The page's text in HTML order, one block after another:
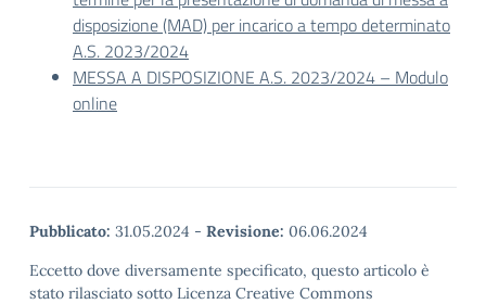
disposizione (MAD) per incarico a tempo determinato
A.S. 2023/2024
MESSA A DISPOSIZIONE A.S. 2023/2024 – Modulo
online
Pubblicato: 31.05.2024 - Revisione: 06.06.2024
Eccetto dove diversamente specificato, questo articolo è
stato rilasciato sotto Licenza Creative Commons